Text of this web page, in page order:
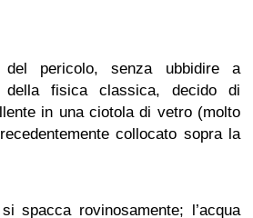
del pericolo, senza ubbidire a
della fisica classica, decido di
in una ciotola di vetro (molto
collocato sopra la
spacca rovinosamente; l’acqua